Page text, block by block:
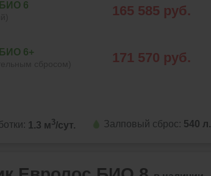
6 165 585 руб.
6+ 171 570 руб.
1.3 м 3/сут. Залповый сброс: 540 л.